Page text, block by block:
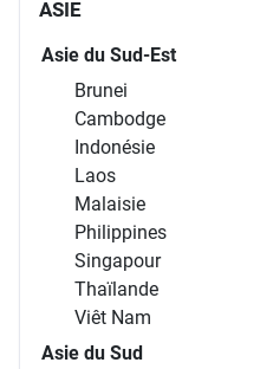
Asie du Sud-Est
Brunei
Cambodge
Indonésie
Laos
Malaisie
Philippines
Singapour
Thaïlande
Viêt Nam
Asie du Sud